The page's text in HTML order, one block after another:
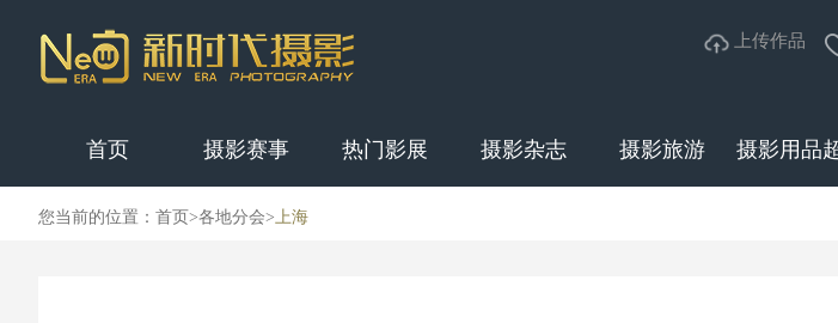
上传作品
首页 摄影赛事 热门影展 摄影杂志 摄影旅游 摄影用品
您当前的位置： 首页 >各地分会>上海